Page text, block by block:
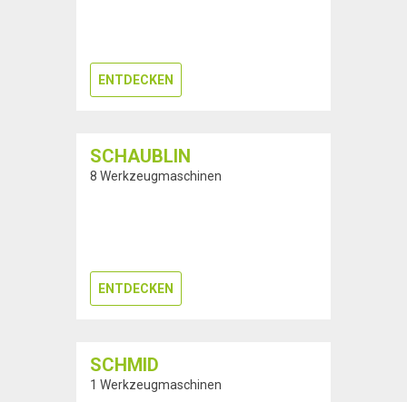
ENTDECKEN
SCHAUBLIN
8 Werkzeugmaschinen
ENTDECKEN
SCHMID
1 Werkzeugmaschinen